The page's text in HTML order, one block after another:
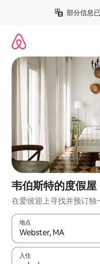
部分信息
韦伯斯特的度假屋
在爱彼迎上寻找并预订独
地点
如有搜索结果，请使用上
入住